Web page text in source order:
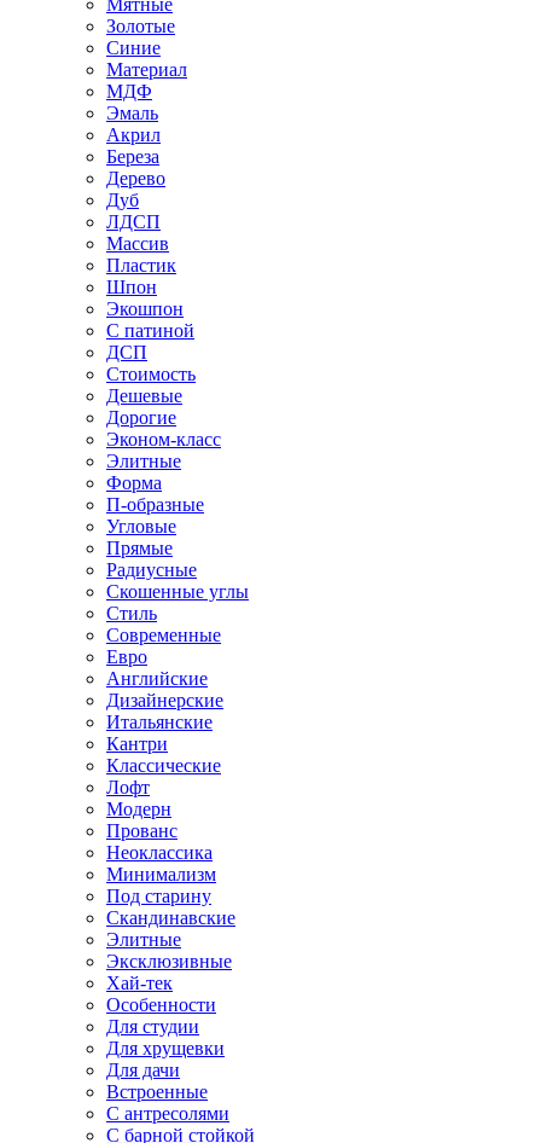
Мятные
Золотые
Синие
Материал
МДФ
Эмаль
Акрил
Береза
Дерево
Дуб
ЛДСП
Массив
Пластик
Шпон
Экошпон
С патиной
ДСП
Стоимость
Дешевые
Дорогие
Эконом-класс
Элитные
Форма
П-образные
Угловые
Прямые
Радиусные
Скошенные углы
Стиль
Современные
Евро
Английские
Дизайнерские
Итальянские
Кантри
Классические
Лофт
Модерн
Прованс
Неоклассика
Минимализм
Под старину
Скандинавские
Элитные
Эксклюзивные
Хай-тек
Особенности
Для студии
Для хрущевки
Для дачи
Встроенные
С антресолями
С барной стойкой